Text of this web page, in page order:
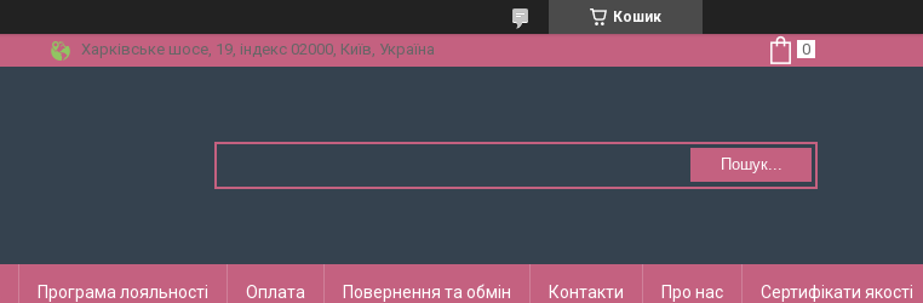
Кошик
Харківське шосе, 19, індекс 02000, Київ, Україна
Пошук...
Програма лояльності Оплата Повернення та обмін Контакти Про нас Сертифікати якості